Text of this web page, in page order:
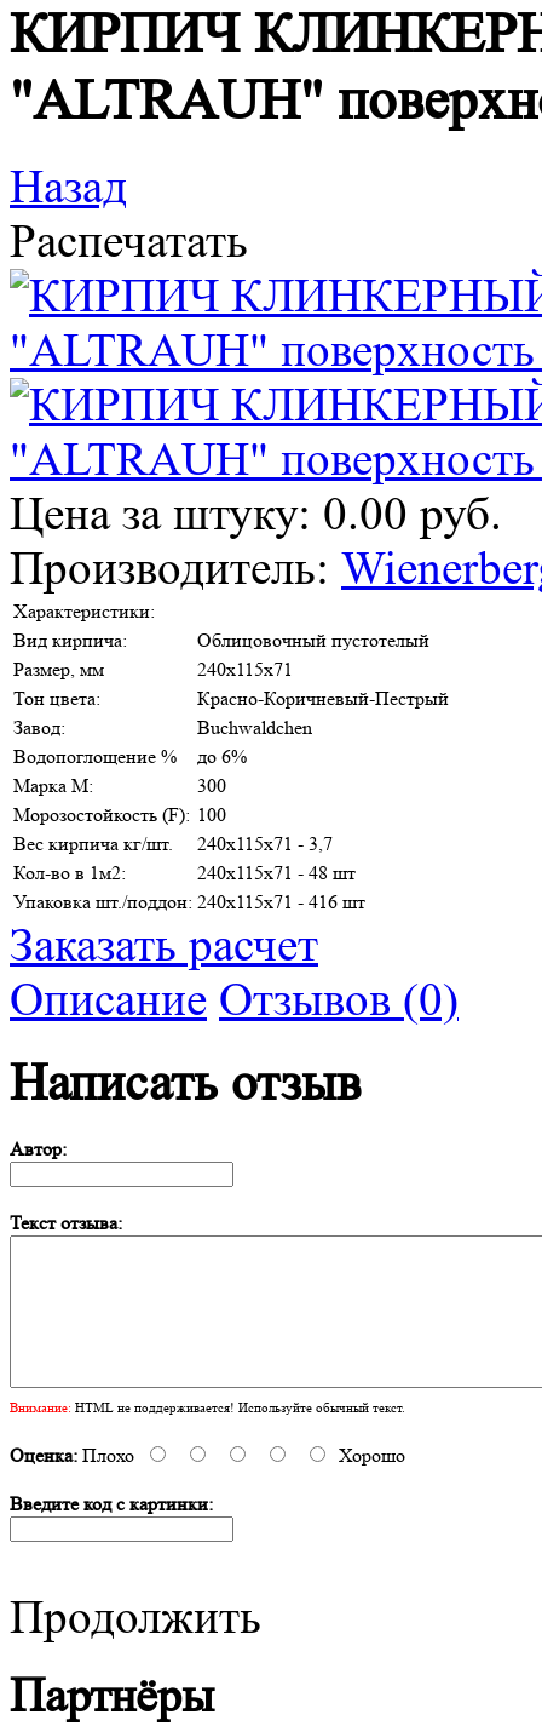
КИРПИЧ
"ALTRAUH"
Назад
Распечатать
Цена за штуку: 0.00 руб.
Производитель:
Характеристики:
Вид кирпича:
Облицовочный пустотелый
Размер, мм
240х115х71
Тон цвета:
Красно-Коричневый-Пестрый
Завод:
Buchwaldchen
Водопоглощение %
до 6%
Марка М:
300
Морозостойкость (F): 100
Вес кирпича кг/шт.
240х115х71 - 3,7
Кол-во в 1м2:
240х115х71 - 48 шт
Упаковка шт./поддон: 240х115х71 - 416 шт
Заказать расчет
Описание Отзывов (0)
Написать отзыв
Автор:
Текст отзыва:
Внимание: HTML не поддерживается! Используйте обычный текст.
Оценка: Плохо Хорошо
Введите код с картинки:
Продолжить
Партнёры